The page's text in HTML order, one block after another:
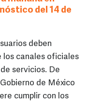
del 14 de
deben
canales oficiales
servicios. De
de México
cumplir con los